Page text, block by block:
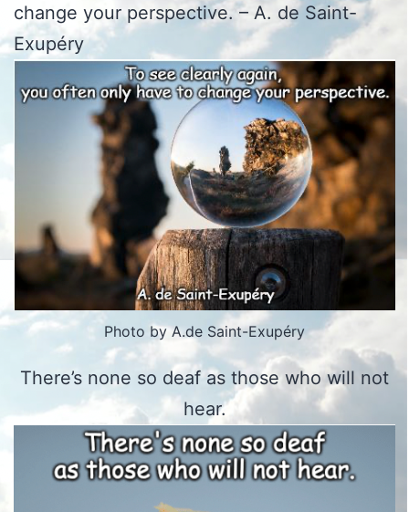
change your perspective. – A. de Saint-
Exupéry
Photo by A.de Saint-Exupéry
There’s none so deaf as those who will not
hear.